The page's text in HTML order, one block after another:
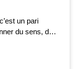
un pari
du sens, de
les